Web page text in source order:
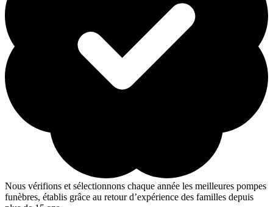
Nous vérifions et sélectionnons chaque année les meilleures pompes
funèbres, établis grâce au retour d’expérience des familles depuis